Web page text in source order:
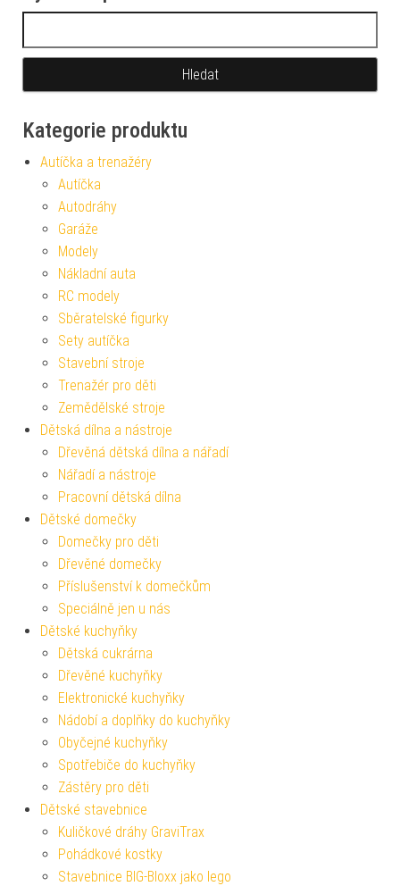
Kategorie produktu
Autíčka a trenažéry
Autíčka
Autodráhy
Garáže
Modely
Nákladní auta
RC modely
Sběratelské figurky
Sety autíčka
Stavební stroje
Trenažér pro děti
Zemědělské stroje
Dětská dílna a nástroje
Dřevěná dětská dílna a nářadí
Nářadí a nástroje
Pracovní dětská dílna
Dětské domečky
Domečky pro děti
Dřevěné domečky
Příslušenství k domečkům
Speciálně jen u nás
Dětské kuchyňky
Dětská cukrárna
Dřevěné kuchyňky
Elektronické kuchyňky
Nádobí a doplňky do kuchyňky
Obyčejné kuchyňky
Spotřebiče do kuchyňky
Zástěry pro děti
Dětské stavebnice
Kuličkové dráhy GraviTrax
Pohádkové kostky
Stavebnice BIG-Bloxx jako lego